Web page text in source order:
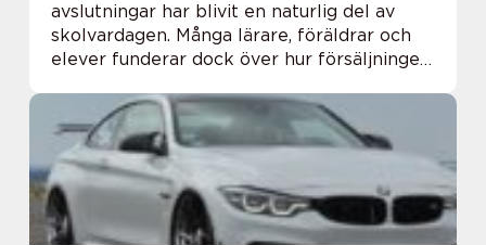
avslutningar har blivit en naturlig del av
skolvardagen. Många lärare, föräldrar och
elever funderar dock över hur försäljningen